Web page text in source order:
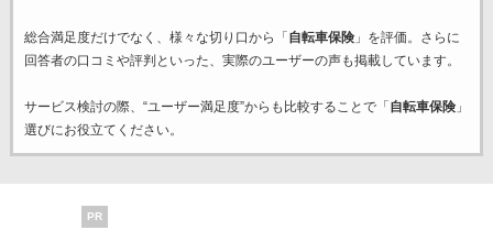
総合満足度だけでなく、様々な切り口から「 自転車保険」を評価。さらに
回答者の口コミや評判といった、実際のユーザーの声も掲載しています。
サービス検討の際、“ユーザー満足度”からも比較することで「 自転車保険」
選びにお役立てください。
PR